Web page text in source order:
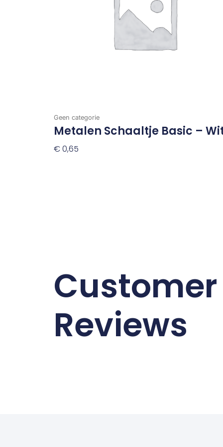
Geen categorie
Metalen Schaaltje Basic –
€0,65
Customer
Reviews